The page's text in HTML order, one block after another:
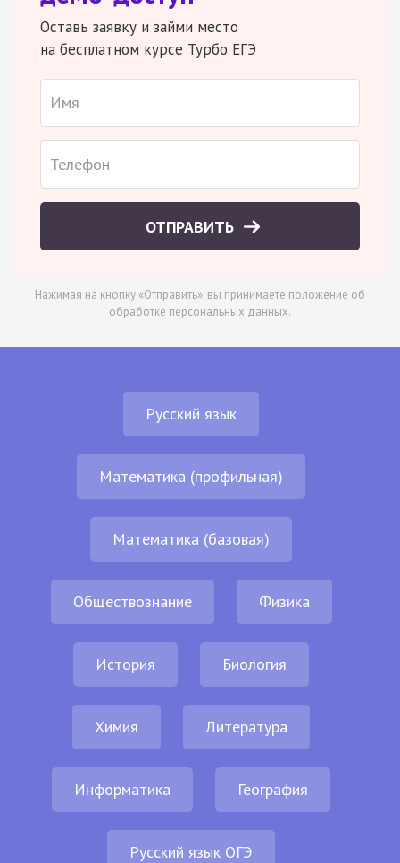
Оставь заявку и займи место
на бесплатном курсе Турбо ЕГЭ
ОТПРАВИТЬ
Нажимая на кнопку «Отправить», вы принимаете положение об
обработке персональных данных.
Русский язык
Математика (профильная)
Математика (базовая)
Обществознание Физика
История Биология
Химия Литература
Информатика География
Русский язык ОГЭ